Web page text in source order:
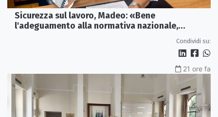
Sicurezza sul lavoro, Madeo: «Bene
l'adeguamento alla normativa nazionale,
Condividi su:
21 ore fa